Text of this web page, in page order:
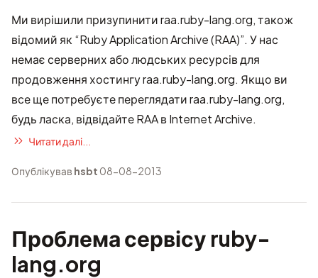
Ми вирішили призупинити raa.ruby-lang.org, також
відомий як “Ruby Application Archive (RAA)”. У нас
немає серверних або людських ресурсів для
продовження хостингу raa.ruby-lang.org. Якщо ви
все ще потребуєте переглядати raa.ruby-lang.org,
будь ласка, відвідайтеRAA в Internet Archive.
Читати далі...
Опублікував hsbt 08-08-2013
Проблема сервісу ruby-
lang.org